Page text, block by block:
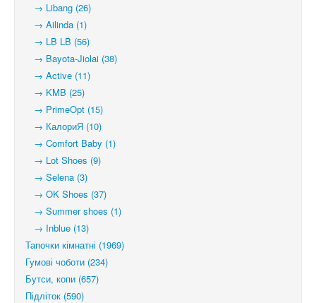
→ Libang (26)
→ Ailinda (1)
→ LB LB (56)
→ Bayota-Jiolai (38)
→ Active (11)
→ KMB (25)
→ PrimeOpt (15)
→ КалориЯ (10)
→ Comfort Baby (1)
→ Lot Shoes (9)
→ Selena (3)
→ OK Shoes (37)
→ Summer shoes (1)
→ Inblue (13)
Тапочки кімнатні (1969)
Гумові чоботи (234)
Бутси, копи (657)
Підліток (590)